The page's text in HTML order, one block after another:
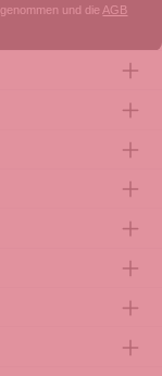
und die AGB